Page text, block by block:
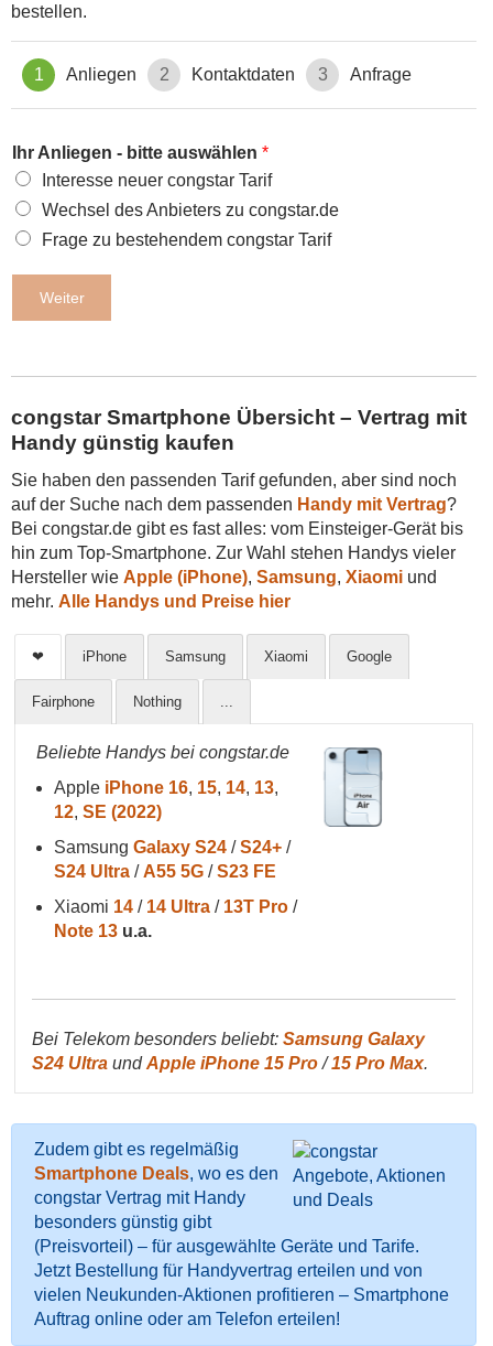
u
bestellen.
1 Anliegen 2 Kontaktdaten 3 Anfrage
Ihr Anliegen - bitte auswählen *
Interesse neuer congstar Tarif
Wechsel des Anbieters zu congstar.de
Frage zu bestehendem congstar Tarif
Weiter
congstar Smartphone Übersicht – Vertrag mit
Handy günstig kaufen
Sie haben den passenden Tarif gefunden, aber sind noch
auf der Suche nach dem passenden Handy mit Vertrag?
Bei congstar.de gibt es fast alles: vom Einsteiger-Gerät bis
hin zum Top-Smartphone. Zur Wahl stehen Handys vieler
Hersteller wie Apple (iPhone), Samsung, Xiaomi und
mehr. Alle Handys und Preise hier
❤ iPhone Samsung Xiaomi Google
Fairphone Nothing
Beliebte Handys bei congstar.de
Apple iPhone 16, 15, 14, 13,
12, SE (2022)
Samsung Galaxy S24 /S24+ /
S24 Ultra /A55 5G /S23 FE
Xiaomi 14 / 14 Ultra / 13T Pro /
Note 13 u.a.
Bei Telekom besonders beliebt: Samsung Galaxy
S24 Ultra undApple iPhone 15 Pro/15 Pro Max.
Zudem gibt es regelmäßig
Smartphone Deals, wo es den
congstar Vertrag mit Handy
besonders günstig gibt
(Preisvorteil) – für ausgewählte Geräte und Tarife.
Jetzt Bestellung für Handyvertrag erteilen und von
vielen Neukunden-Aktionen profitieren – Smartphone
Auftrag online oder am Telefon erteilen!